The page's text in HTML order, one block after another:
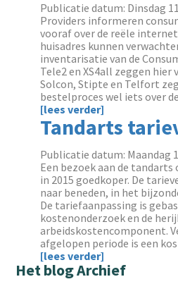
Publicatie datum: Dinsdag
Providers informeren
vooraf over de reële
huisadres kunnen
inventarisatie van de
Tele2 en XS4all zeggen hier
Solcon, Stipte en Telfort
bestelproces wel iets over
[lees verder]
Tandarts
Publicatie datum: Maandag
Een bezoek aan de
in 2015 goedkoper. De
naar beneden, in het
De tariefaanpassing is
kostenonderzoek en de
arbeidskostencomponent.
afgelopen periode is een
[lees verder]
Het blog Archief